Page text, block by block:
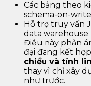
Các bảng theo
schema-on-write
Hỗ trợ truy vấn
data warehouse
Điều này phản
đại đang kết
chiều và tính
thay vì chỉ xây
như trước.